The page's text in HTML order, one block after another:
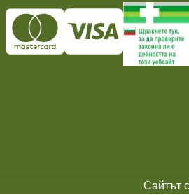
Сайтът